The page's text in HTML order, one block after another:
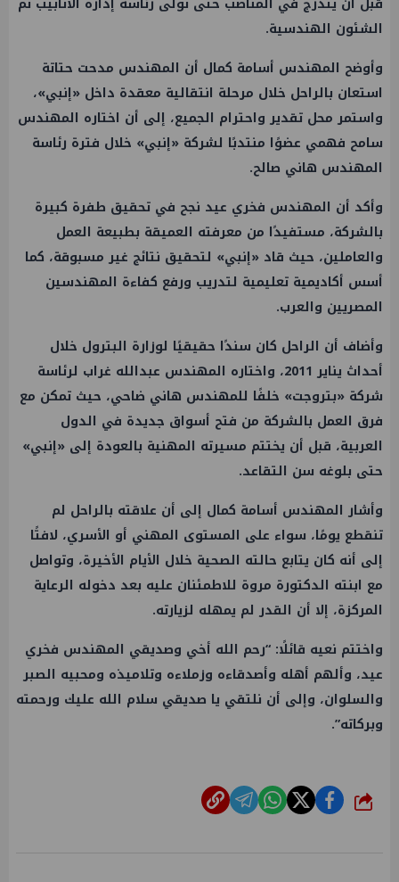
الشئون الهندسية.
وأوضح المهندس أسامة كمال أن المهندس مدحت حتاتة
استعان بالراحل خلال مرحلة انتقالية معقدة داخل «إنبي»،
واستمر محل تقدير واحترام الجميع، إلى أن اختاره المهندس
سامح فهمي عضوًا منتدبًا لشركة «إنبي» خلال فترة رئاسة
المهندس هاني صالح.
وأكد أن المهندس فخري عيد نجح في تحقيق طفرة كبيرة
بالشركة، مستفيدًا من معرفته العميقة بطبيعة العمل
والعاملين، حيث قاد «إنبي» لتحقيق نتائج غير مسبوقة، كما
أسس أكاديمية تعليمية لتدريب ورفع كفاءة المهندسين
المصريين والعرب.
وأضاف أن الراحل كان سندًا حقيقيًا لوزارة البترول خلال
أحداث يناير 2011، واختاره المهندس عبدالله غراب لرئاسة
شركة «بتروجت» خلفًا للمهندس هاني ضاحي، حيث تمكن مع
فرق العمل بالشركة من فتح أسواق جديدة في الدول
العربية، قبل أن يختتم مسيرته المهنية بالعودة إلى «إنبي»
حتى بلوغه سن التقاعد.
وأشار المهندس أسامة كمال إلى أن علاقته بالراحل لم
تنقطع يومًا، سواء على المستوى المهني أو الأسري، لافتًا
إلى أنه كان يتابع حالته الصحية خلال الأيام الأخيرة، وتواصل
مع ابنته الدكتورة مروة للاطمئنان عليه بعد دخوله الرعاية
المركزة، إلا أن القدر لم يمهله لزيارته.
واختتم نعيه قائلًا: “رحم الله أخي وصديقي المهندس فخري
عيد، وألهم أهله وأصدقاءه وزملاءه وتلاميذه ومحبيه الصبر
والسلوان، وإلى أن نلتقي يا صديقي سلام الله عليك ورحمته
وبركاته”.
شارك